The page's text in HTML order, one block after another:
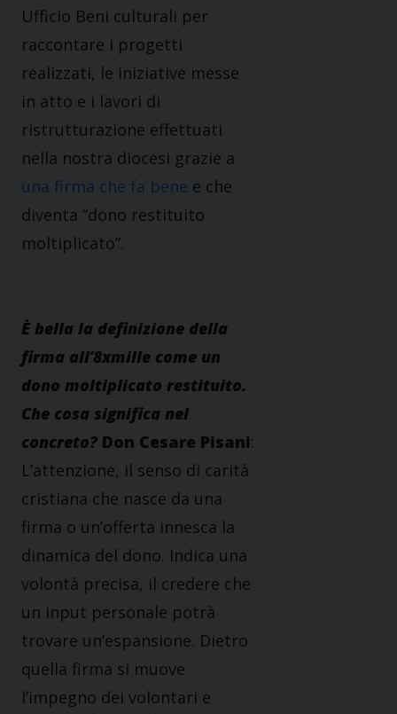
Ufficio Beni culturali per
raccontare i progetti
realizzati, le iniziative messe
in atto e i lavori di
ristrutturazione effettuati
nella nostra diocesi grazie a
una firma che fa bene e che
diventa “dono restituito
moltiplicato”.
È bella la definizione della
firma all’8xmille come un
dono moltiplicato restituito.
Che cosa significa nel
concreto? Don Cesare Pisani:
L’attenzione, il senso di carità
cristiana che nasce da una
firma o un’offerta innesca la
dinamica del dono. Indica una
volontà precisa, il credere che
un input personale potrà
trovare un’espansione. Dietro
quella firma si muove
l’impegno dei volontari e